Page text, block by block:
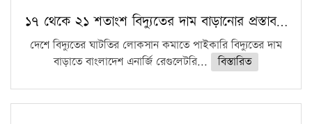
১৭ থেকে ২১ শতাংশ বিদ্যুতের দাম বাড়ানোর প্রস্তাব…
দেশে বিদ্যুতের ঘাটতির লোকসান কমাতে পাইকারি বিদ্যুতের দাম
বাড়াতে বাংলাদেশ এনার্জি রেগুলেটরি...
বিস্তারিত